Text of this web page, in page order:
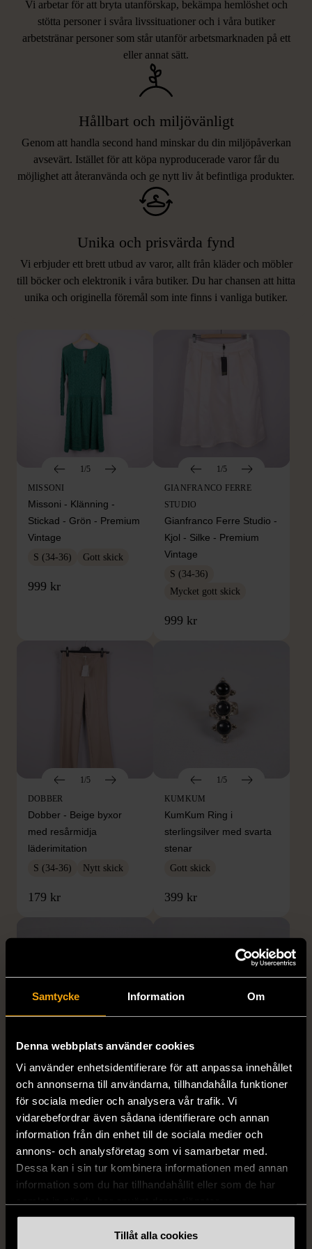
Samtycke Information Om
Denna webbplats använder cookies
Vi använder enhetsidentifierare för att anpassa innehållet
och annonserna till användarna, tillhandahålla funktioner
för sociala medier och analysera vår trafik. Vi
vidarebefordrar även sådana identifierare och annan
information från din enhet till de sociala medier och
annons- och analysföretag som vi samarbetar med.
Dessa kan i sin tur kombinera informationen med annan
information som du har tillhandahållit eller som de har
Tillåt alla cookies
Vi arbetar för att bryta utanförskap, bekämpa hemlöshet och
stötta personer i svåra livssituationer och i våra butiker
arbetstränar personer som står utanför arbetsmarknaden på ett
eller annat sätt.
Hållbart och miljövänligt
Genom att handla second hand minskar du din miljöpåverkan
avsevärt. Istället för att köpa nyproducerade varor får du
möjlighet att återanvända och ge nytt liv åt befintliga produkter.
Unika och prisvärda fynd
Vi erbjuder ett brett utbud av varor, allt från kläder och möbler
till böcker och elektronik i våra butiker. Du har chansen att hitta
unika och originella föremål som inte finns i vanliga butiker.
LIKNANDE PRODUKTER
Hitta produkter som påminner om denna
1/5
MISSONI
Missoni - Klänning -
Stickad - Grön - Premium
Vintage
S (34-36) Gott skick
999 kr
1/5
GIANFRANCO FERRE
STUDIO
Gianfranco Ferre Studio -
Kjol - Silke - Premium
Vintage
S (34-36)
Mycket gott skick
999 kr
1/5
DOBBER
Dobber - Beige byxor
med resårmidja
läderimitation
S (34-36) Nytt skick
179 kr
1/5
KUMKUM
KumKum Ring i
sterlingsilver med svarta
stenar
Gott skick
399 kr
Örhängen i sterlingsilver
med spikberlocker
Mycket gott skick
399 kr
OKÄNT MÄRKE
Armband med färgglada
kulor
69 kr